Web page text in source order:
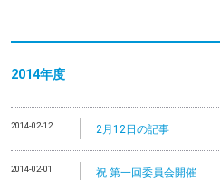
2014年度
2014-02-12 2月12日の記事
2014-02-01 祝 第一回委員会開催